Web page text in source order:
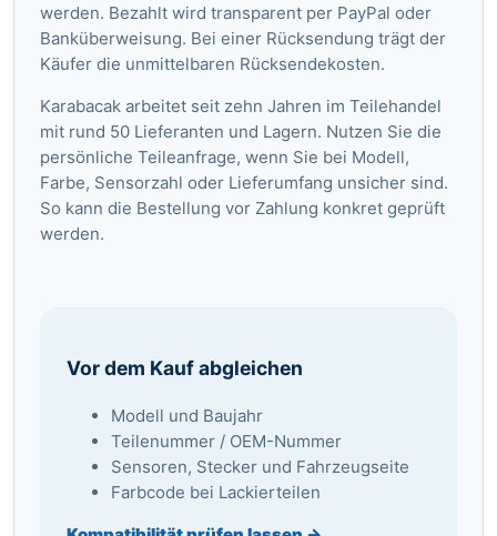
werden. Bezahlt wird transparent per PayPal oder
Banküberweisung. Bei einer Rücksendung trägt der
Käufer die unmittelbaren Rücksendekosten.
Karabacak arbeitet seit zehn Jahren im Teilehandel
mit rund 50 Lieferanten und Lagern. Nutzen Sie die
persönliche Teileanfrage, wenn Sie bei Modell,
Farbe, Sensorzahl oder Lieferumfang unsicher sind.
So kann die Bestellung vor Zahlung konkret geprüft
werden.
Vor dem Kauf abgleichen
Modell und Baujahr
Teilenummer / OEM-Nummer
Sensoren, Stecker und Fahrzeugseite
Farbcode bei Lackierteilen